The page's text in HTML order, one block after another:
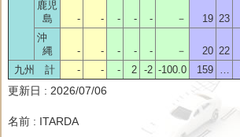
鹿児
島
- - - - - － 19 23
沖
縄
- - - - - － 20 22
九州 計
- - - 2 -2 -100.0 159 …
更新日 : 2026/07/06
名前 : ITARDA